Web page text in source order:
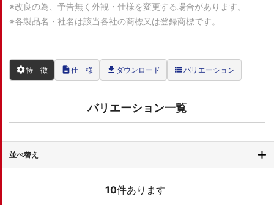
※改良の為、予告無く外観・仕様を変更する場合があります。
※各製品名・社名は該当各社の商標又は登録商標です。
settings特 徴 description仕 様 file_download ダウンロード view_listバリエーション
バリエーション一覧
並べ替え
10件あります